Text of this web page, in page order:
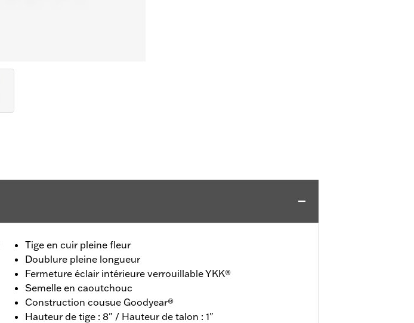
Tige en cuir pleine fleur
Doublure pleine longueur
Fermeture éclair intérieure verrouillable YKK®
Semelle en caoutchouc
Construction cousue Goodyear®
Hauteur de tige : 8" / Hauteur de talon : 1"